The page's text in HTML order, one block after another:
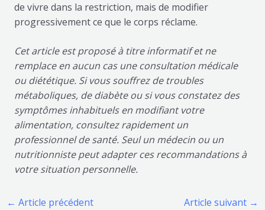
de vivre dans la restriction, mais de modifier
progressivement ce que le corps réclame.
Cet article est proposé à titre informatif et ne
remplace en aucun cas une consultation médicale
ou diététique. Si vous souffrez de troubles
métaboliques, de diabète ou si vous constatez des
symptômes inhabituels en modifiant votre
alimentation, consultez rapidement un
professionnel de santé. Seul un médecin ou un
nutritionniste peut adapter ces recommandations à
votre situation personnelle.
← Article précédent Article suivant →